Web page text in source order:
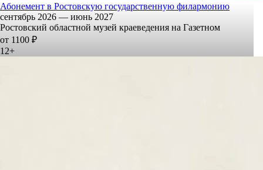
Абонемент в Ростовскую государственную филармонию
сентябрь 2026 — июнь 2027
Ростовский областной музей краеведения на Газетном
от 1100 ₽
12+